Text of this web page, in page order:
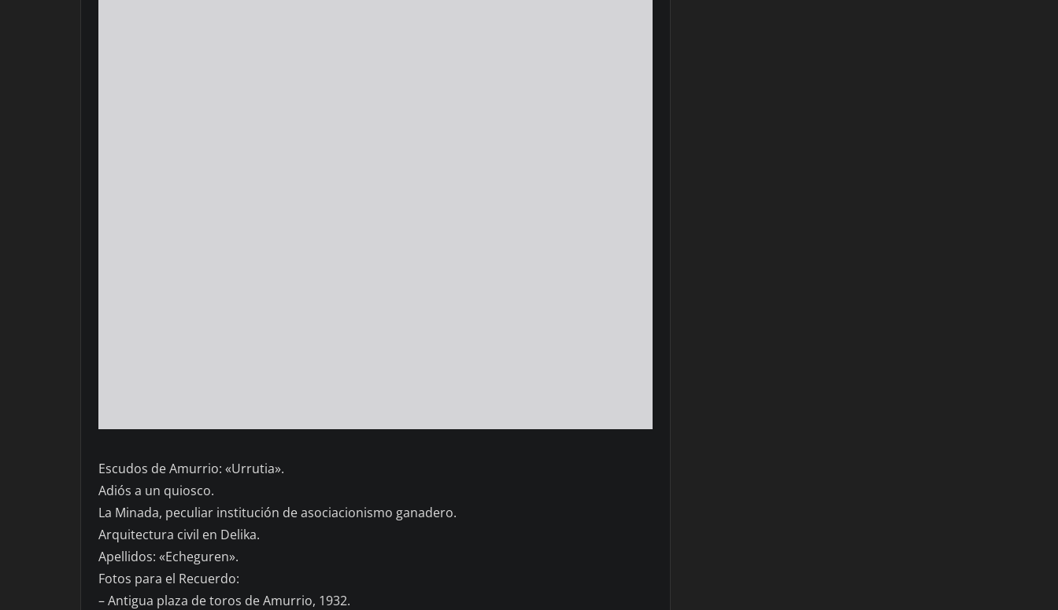
Escudos de Amurrio: «Urrutia».
Adiós a un quiosco.
La Minada, peculiar institución de asociacionismo ganadero.
Arquitectura civil en Delika.
Apellidos: «Echeguren».
Fotos para el Recuerdo:
– Antigua plaza de toros de Amurrio, 1932.